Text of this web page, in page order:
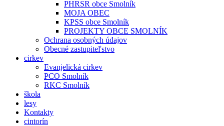
PHRSR obce Smolník
MOJA OBEC
KPSS obce Smolník
PROJEKTY OBCE SMOLNÍK
Ochrana osobných údajov
Obecné zastupiteľstvo
cirkev
Evanjelická cirkev
PCO Smolník
RKC Smolník
škola
lesy
Kontakty
cintorín